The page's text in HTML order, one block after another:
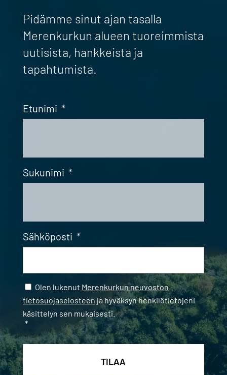
Pidämme sinut ajan tasalla
Merenkurkun alueen tuoreimmista
uutisista, hankkeista ja
tapahtumista.
Etunimi *
Sukunimi *
Sähköposti *
Samtycke *
Olen lukenut Merenkurkun neuvoston
tietosuojaselosteen ja hyväksyn henkilötietojeni
käsittelyn sen mukaisesti.
*